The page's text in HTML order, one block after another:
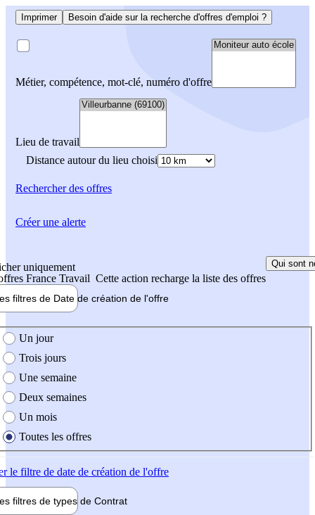
Imprimer Besoin d'aide sur la recherche d'offres d'emploi ?
Métier, compétence, mot-clé, numéro d'offre
Lieu de travail
Distance autour du lieu choisi
Rechercherdes offres
uniquement
France Travail Cette action recharge la liste des offres
Qui sont
filtres de Date de création de l'offre
création de l'offre
Un jour
Trois jours
Une semaine
Deux semaines
Un mois
Toutes les offres
le filtre de date de création de l'offre
filtres de types de Contrat
Créer une alerte